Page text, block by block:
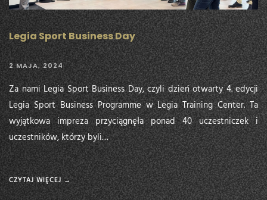
Legia Sport Business Day
2 MAJA, 2024
Za nami Legia Sport Business Day, czyli dzień otwarty 4. edycji
Legia Sport Business Programme w Legia Training Center. Ta
wyjątkowa impreza przyciągnęła ponad 40 uczestniczek i
uczestników, którzy byli…
CZYTAJ WIĘCEJ →